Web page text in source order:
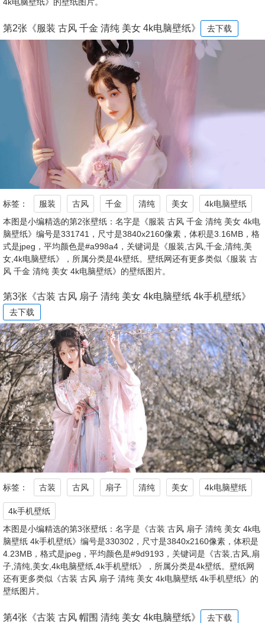
第2张《服装 古风 千金 清纯 美女 4k电脑壁纸》 去下载
标签： 服装 古风 千金 清纯 美女
4k电脑壁纸
本图是小编精选的第2张壁纸：名字是《服装 古风 千金 清纯 美女 4k电
脑壁纸》编号是331741，尺寸是3840x2160像素，体积是3.16MB，格
式是jpeg，平均颜色是#a998a4，关键词是《服装,古风,千金,清纯,美
女,4k电脑壁纸》，所属分类是4k壁纸。壁纸网还有更多类似《服装 古
风 千金 清纯 美女 4k电脑壁纸》的壁纸图片。
第3张《古装 古风 扇子 清纯 美女 4k电脑壁纸 4k手机壁纸》
去下载
标签： 古装 古风 扇子 清纯 美女 4k电脑壁纸
4k手机壁纸
本图是小编精选的第3张壁纸：名字是《古装 古风 扇子 清纯 美女 4k电
脑壁纸 4k手机壁纸》编号是330302，尺寸是3840x2160像素，体积是
4.23MB，格式是jpeg，平均颜色是#9d9193，关键词是《古装,古风,扇
子,清纯,美女,4k电脑壁纸,4k手机壁纸》，所属分类是4k壁纸。壁纸网
还有更多类似《古装 古风 扇子 清纯 美女 4k电脑壁纸 4k手机壁纸》的
壁纸图片。
第4张《古装 古风 帽围 清纯 美女 4k电脑壁纸》 去下载